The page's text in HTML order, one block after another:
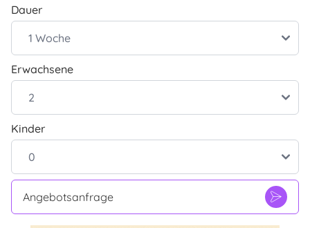
Dauer
Erwachsene
Kinder
Angebotsanfrage